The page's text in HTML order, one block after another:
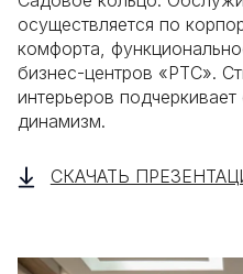
осуществляется по
комфорта,
бизнес-центров «РТС».
интерьеров
динамизм.
СКАЧАТЬ